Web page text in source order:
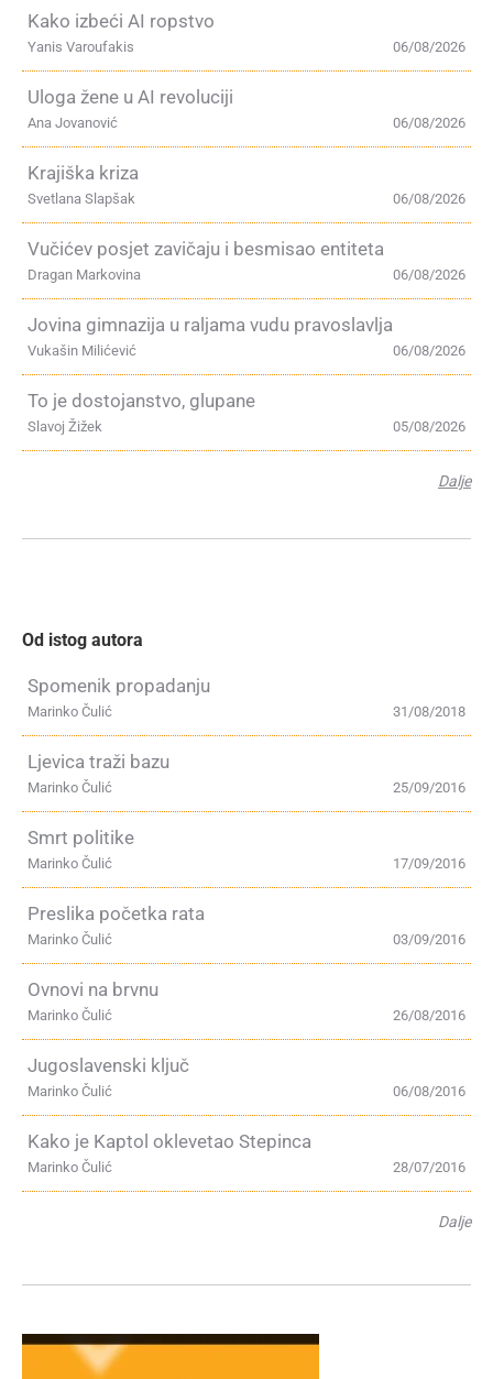
Kako izbeći AI ropstvo
06/08/2026
Yanis Varoufakis
Uloga žene u AI revoluciji
06/08/2026
Ana Jovanović
Krajiška kriza
06/08/2026
Svetlana Slapšak
Vučićev posjet zavičaju i besmisao entiteta
06/08/2026
Dragan Markovina
Jovina gimnazija u raljama vudu pravoslavlja
06/08/2026
Vukašin Milićević
To je dostojanstvo, glupane
05/08/2026
Slavoj Žižek
Dalje
Od istog autora
Spomenik propadanju
31/08/2018
Marinko Čulić
Ljevica traži bazu
25/09/2016
Marinko Čulić
Smrt politike
17/09/2016
Marinko Čulić
Preslika početka rata
03/09/2016
Marinko Čulić
Ovnovi na brvnu
26/08/2016
Marinko Čulić
Jugoslavenski ključ
06/08/2016
Marinko Čulić
Kako je Kaptol oklevetao Stepinca
28/07/2016
Marinko Čulić
Dalje